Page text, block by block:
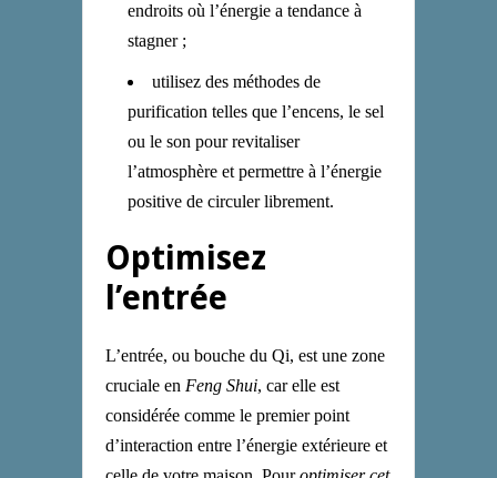
endroits où l’énergie a tendance à
stagner ;
utilisez des méthodes de
purification telles que l’encens, le sel
ou le son pour revitaliser
l’atmosphère et permettre à l’énergie
positive de circuler librement.
Optimisez
l’entrée
L’entrée, ou bouche du Qi, est une zone
cruciale en Feng Shui, car elle est
considérée comme le premier point
d’interaction entre l’énergie extérieure et